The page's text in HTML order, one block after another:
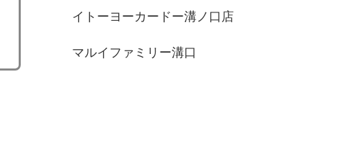
イトーヨーカードー溝ノ口店
マルイファミリー溝口